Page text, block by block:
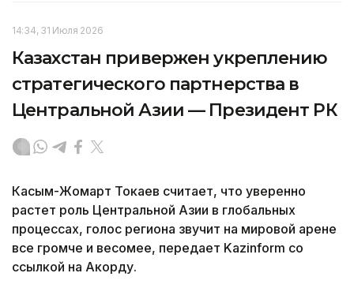
14:34, 31 Июля 2026
Казахстан привержен укреплению
стратегического партнерства в
Центральной Азии — Президент РК
Касым-Жомарт Токаев считает, что уверенно
растет роль Центральной Азии в глобальных
процессах, голос региона звучит на мировой арене
все громче и весомее, передает Kazinform со
ссылкой на Акорду.